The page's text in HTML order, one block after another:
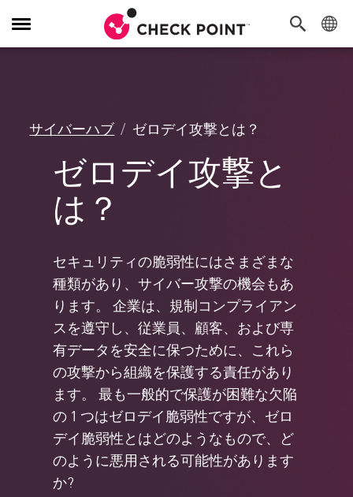
Toggle
Navigation
サイバーハブ ゼロデイ攻撃とは？
ゼロデイ攻撃と
は？
セキュリティの脆弱性にはさまざまな
種類があり、サイバー攻撃の機会もあ
ります。 企業は、規制コンプライアン
スを遵守し、従業員、顧客、および専
有データを安全に保つために、これら
の攻撃から組織を保護する責任があり
ます。 最も一般的で保護が困難な欠陥
の 1 つはゼロデイ脆弱性ですが、ゼロ
デイ脆弱性とはどのようなもので、ど
のように悪用される可能性があります
か?